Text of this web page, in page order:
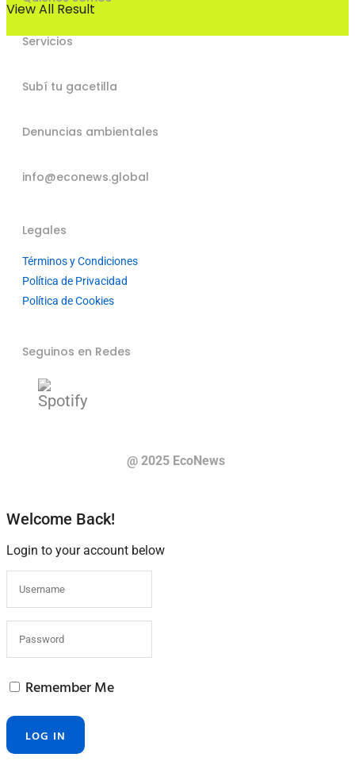
View All Result
Servicios
Subí tu gacetilla
Denuncias ambientales
info@econews.global
Legales
Términos y Condiciones
Política de Privacidad
Política de Cookies
Seguinos en Redes
@ 2025 EcoNews
Welcome Back!
Login to your account below
Remember Me